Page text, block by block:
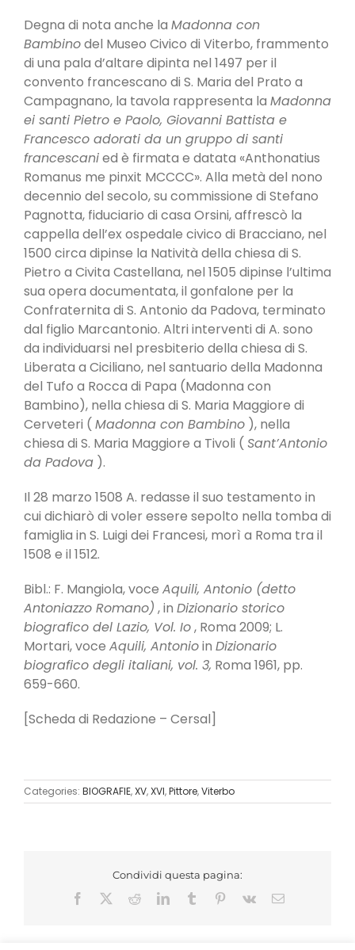
Degna di nota anche la Madonna con
Bambinodel Museo Civico di Viterbo, frammento
di una pala d’altare dipinta nel 1497 per il
convento francescano di S. Maria del Prato a
Campagnano, la tavola rappresenta la Madonna
ei santi Pietro e Paolo, Giovanni Battista e
Francesco adorati da un gruppo di santi
francescanied è firmata e datata «Anthonatius
Romanus me pinxit MCCCC». Alla metà del nono
decennio del secolo, su commissione di Stefano
Pagnotta, fiduciario di casa Orsini, affrescò la
cappella dell’ex ospedale civico di Bracciano, nel
1500 circa dipinse la Natività della chiesa di S.
Pietro a Civita Castellana, nel 1505 dipinse l’ultima
sua opera documentata, il gonfalone per la
Confraternita di S. Antonio da Padova, terminato
dal figlio Marcantonio. Altri interventi di A. sono
da individuarsi nel presbiterio della chiesa di S.
Liberata a Ciciliano, nel santuario della Madonna
del Tufo a Rocca di Papa (Madonna con
Bambino), nella chiesa di S. Maria Maggiore di
Cerveteri ( Madonna con Bambino ), nella
chiesa di S. Maria Maggiore a Tivoli ( Sant’Antonio
da Padova ).
Il 28 marzo 1508 A. redasse il suo testamento in
cui dichiarò di voler essere sepolto nella tomba di
famiglia in S. Luigi dei Francesi, morì a Roma tra il
1508 e il 1512.
Bibl.: F. Mangiola, voce Aquili, Antonio (detto
Antoniazzo Romano) , in Dizionario storico
biografico del Lazio, Vol. Io, Roma 2009; L.
Mortari, voce Aquili, Antonioin Dizionario
biografico degli italiani, vol. 3, Roma 1961, pp.
659-660.
[Scheda di Redazione – Cersal]
Categories: BIOGRAFIE,XV,XVI,Pittore,Viterbo
Condividi questa pagina:
Facebook
RedditLinkedInTumblr Pinterest
Vk Email